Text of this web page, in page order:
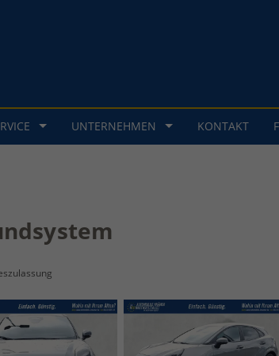
UNTERNEHMEN KONTAKT